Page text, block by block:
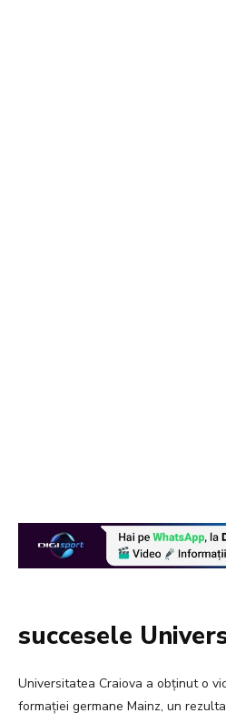
succesele
Universitatea Craiova a obținut o
formației germane Mainz, un